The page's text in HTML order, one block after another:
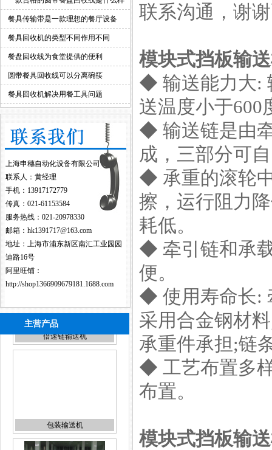
的？
餐具传输带是一款理想的餐厅设备
餐具回收机的类型不同作用不同
餐盘回收线为食堂提供的便利
圆带餐具回收线可以分离碗筷
餐具回收机解决用餐工具问题
上海申穗自动化设备有限公司
联系人：黄经理
手机：13917172779
传真：021-61153584
服务热线：021-20978330
邮箱：hk1391717@163.com
地址：上海市浦东新区南汇工业园园
迪路16号
阿里旺铺：
http://shop1366909679181.1688.com
主营产品
联系沟通，谢
模块式挡板输
◆ 输送能力大:
送温度小于600
◆ 输送链是由
成，三部分可
◆ 承重的滚轮
擦，运行阻力
耗低。
◆ 牵引链和承
便。
◆ 使用寿命长:
采用合金钢材
承重件承担;链
◆ 工艺布置多
布置。
模块式挡板输